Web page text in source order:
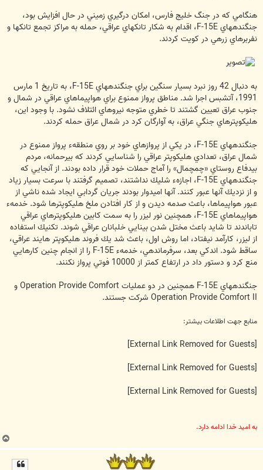
هنگامي كه در جنگ خليج فارس، امكان درگيري زميني در حال افزايش بود،
جنگنده‏هاي F-15E، اقدام به شكار تانكهاي عراقي، حمله به مراكز تجمع تانكها و
نفربرهاي زرهي در كويت كردند.
به دنبال 42 روز نبرد بسيار سنگين براي جنگنده‏هاي F-15E، به تاريخ 1 مارس
1991، آتش‏بس اجرا شد. مناطق پرواز ممنوع براي هواپيماهاي عراقي در شمال و
جنوب عراق تعيين گشتند تا خطري متوجه نيروهاي ائتلاف نشود. با وجود اين،
هليكوپترهاي جنگي عراق، به آوارگان كرد در شمال عراق حمله كردند.
جنگنده‏هاي F-15E، در يكي از پروازهاي خود بر روي منطقهء پرواز ممنوع در
شمال عراق، تعدادي هليكوپتر عراقي را شناسايي كردند كه بي‏رحمانه، مردم
بي‏دفاع روستاي «چمچمال» را آماج حملات خود قرار داده بودند. از آنجايي كه
جنگنده‏هاي F-15E، اجازهء شليك نداشتند، تصميم گرفتند با سرعت بسيار زياد
و از نزديك آنها عبور كنند. آنها اميدوار بودند جريان گردابي ايجاد شده ناشي از
عبور هواپيماها، باعث صدمه ديدن و از كار افتادن ملخ هليكوپترها شود. خدمهء
هواپيماهاي F-15E، همچنين نور ليزر را به سمت كابين هليكوپترهاي عراقي
تاباندند تا شايد باعث مختل شدن بينايي خلبانان عراقي شوند. تكنيك استفاده
از ليزر، كارآمد نيفتاد، اما روش اول، باعث شد يك فروند هليكوپتر هايند عراقي،
ساقط شود. اندكي بعد، سرفرماندهي، خدمهء F-15E را از انجام چنين كارهايي
منع كرد و دستور داد در ارتفاع كمتر از 10000 فوتي پرواز نكنند.
جنگنده‏هاي F-15E همچنين در دو عمليات Operation Provide Comfort و
Operation Provide Comfort II شركت جستند.
منابع جهت اطلاعات بیشتر:
به اميد خدا ادامه دارد.
ب
ا